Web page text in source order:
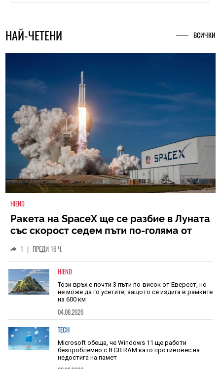
НАЙ-ЧЕТЕНИ ВСИЧКИ
HIEND
Ракета на SpaceX ще се разбие в Луната
със скорост седем пъти по-голяма от
1 | ПРЕДИ 16 Ч.
HIEND
Този връх е почти 3 пъти по-висок от Еверест, но
не може да го усетите, защото се издига в рамките
на 600 км
04.08.2026
TECH
Microsoft обеща, че Windows 11 ще работи
безпроблемно с 8 GB RAM като противовес на
недостига на памет